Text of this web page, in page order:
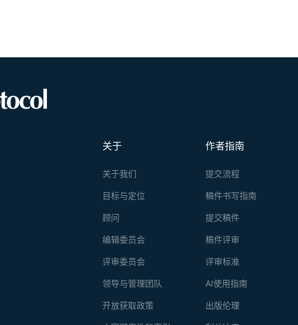
作者指南
提交流程
稿件书写指南
提交稿件
稿件评审
评审标准
AI使用指南
出版伦理
关于
关于我们
目标与定位
顾问
编辑委员会
评审委员会
领导与管理团队
开放获取政策